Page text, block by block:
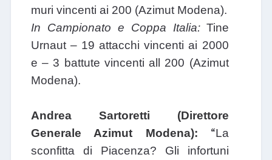
muri vincenti ai 200 (Azimut Modena).
In Campionato e Coppa Italia: Tine
Urnaut – 19 attacchi vincenti ai 2000
e – 3 battute vincenti all 200 (Azimut
Modena).
Andrea Sartoretti (Direttore
Generale Azimut Modena):
“La
sconfitta di Piacenza? Gli infortuni